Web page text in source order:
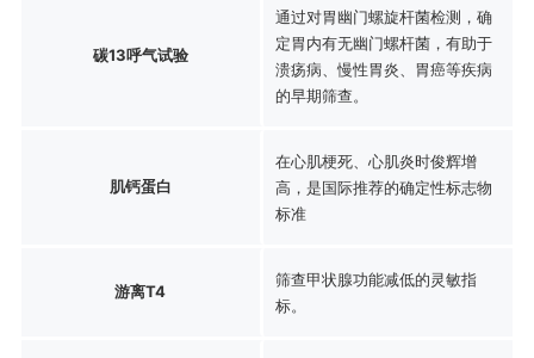
碳13呼气试验
通过对胃幽门螺旋杆菌检测，确
定胃内有无幽门螺杆菌，有助于
溃疡病、慢性胃炎、胃癌等疾病
的早期筛查。
肌钙蛋白
在心肌梗死、心肌炎时俊辉增
高，是国际推荐的确定性标志物
标准
游离T4
筛查甲状腺功能减低的灵敏指
标。